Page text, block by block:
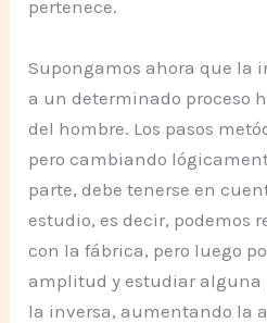
pertenece.
Supongamos ahora que la
a un determinado proceso
del hombre. Los pasos
pero cambiando
parte, debe tenerse en
estudio, es decir, podemos
con la fábrica, pero luego
amplitud y estudiar alguna
la inversa, aumentando la